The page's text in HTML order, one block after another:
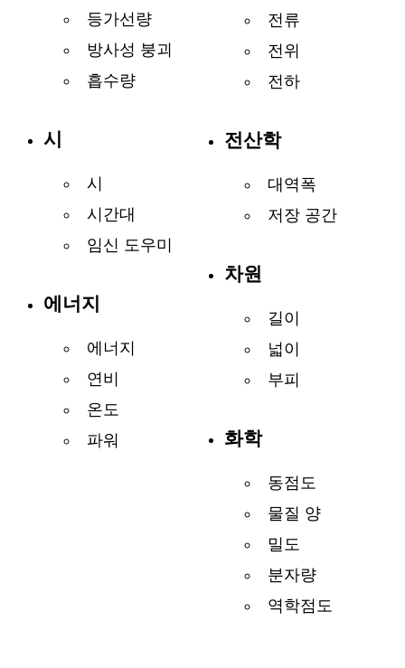
등가선량
방사성 붕괴
흡수량
시
시
시간대
임신 도우미
에너지
에너지
연비
온도
파워
전류
전위
전하
전산학
대역폭
저장 공간
차원
길이
넓이
부피
화학
동점도
물질 양
밀도
분자량
역학점도